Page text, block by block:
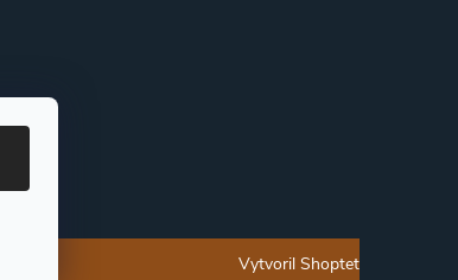
Vytvoril Shoptet